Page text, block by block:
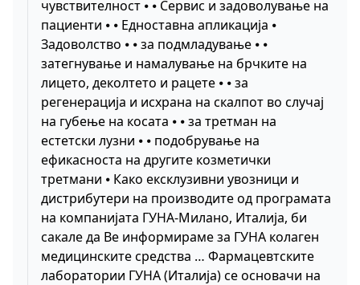
чувствителност ⦁ ⦁ Сервис и задоволување на
пациенти ⦁ ⦁ Едноставна апликација ⦁
Задоволство ⦁ ⦁ за подмладување ⦁ ⦁
затегнување и намалување на брчките на
лицето, деколтето и рацете ⦁ ⦁ за
регенерација и исхрана на скалпот во случај
на губење на косата ⦁ ⦁ за третман на
естетски лузни ⦁ ⦁ подобрување на
ефикасноста на другите козметички
третмани ⦁ Како ексклузивни увозници и
дистрибутери на производите од програмата
на компанијата ГУНА-Милано, Италија, би
сакале да Ве информираме за ГУНА колаген
медицинските средства … Фармацевтските
лаборатории ГУНА (Италија) се основачи на